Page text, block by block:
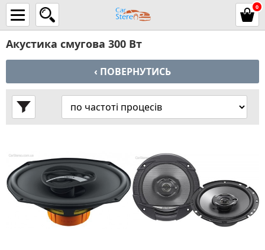
0
Акустика смугова 300 Вт
‹ ПОВЕРНУТИСЬ